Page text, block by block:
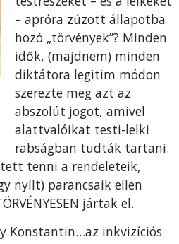
– apróra zúzott állapotba
hozó „törvények”? Minden
idők, (majdnem) minden
diktátora legitim módon
szerezte meg azt az
abszolút jogot, amivel
alattvalóikat testi-lelki
rabságban tudták tartani.
tenni a rendeleteik,
nyílt) parancsaik ellen
jártak el.
Konstantin…az inkvizíciós